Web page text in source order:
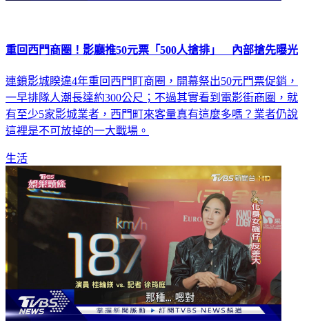
重回西門商圈！影廳推50元票「500人搶排」 內部搶先曝光
連鎖影城睽違4年重回西門盯商圈，開幕祭出50元門票促銷，
一早排隊人潮長達約300公尺；不過其實看到電影街商圈，就
有至少5家影城業者，西門町來客量真有這麼多嗎？業者仍說
這裡是不可放掉的一大戰場。
生活